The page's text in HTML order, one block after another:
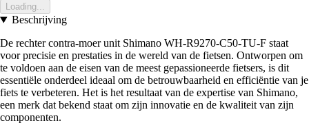
Loading...
Beschrijving
De rechter contra-moer unit Shimano WH-R9270-C50-TU-F staat
voor precisie en prestaties in de wereld van de fietsen. Ontworpen om
te voldoen aan de eisen van de meest gepassioneerde fietsers, is dit
essentiële onderdeel ideaal om de betrouwbaarheid en efficiëntie van je
fiets te verbeteren. Het is het resultaat van de expertise van Shimano,
een merk dat bekend staat om zijn innovatie en de kwaliteit van zijn
componenten.